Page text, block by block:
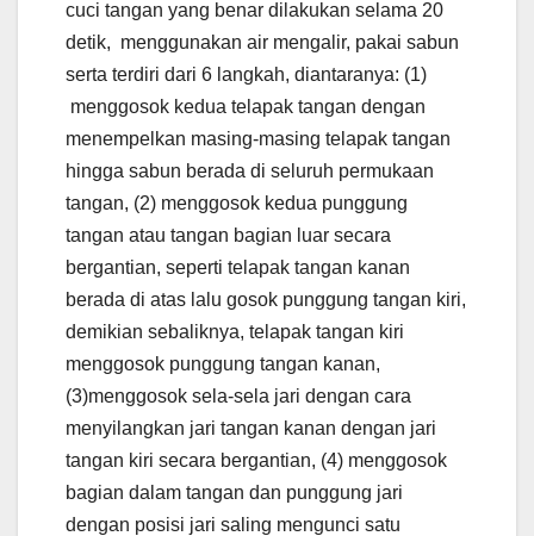
cuci tangan yang benar dilakukan selama 20
detik, menggunakan air mengalir, pakai sabun
serta terdiri dari 6 langkah, diantaranya: (1)
menggosok kedua telapak tangan dengan
menempelkan masing-masing telapak tangan
hingga sabun berada di seluruh permukaan
tangan, (2) menggosok kedua punggung
tangan atau tangan bagian luar secara
bergantian, seperti telapak tangan kanan
berada di atas lalu gosok punggung tangan kiri,
demikian sebaliknya, telapak tangan kiri
menggosok punggung tangan kanan,
(3)menggosok sela-sela jari dengan cara
menyilangkan jari tangan kanan dengan jari
tangan kiri secara bergantian, (4) menggosok
bagian dalam tangan dan punggung jari
dengan posisi jari saling mengunci satu